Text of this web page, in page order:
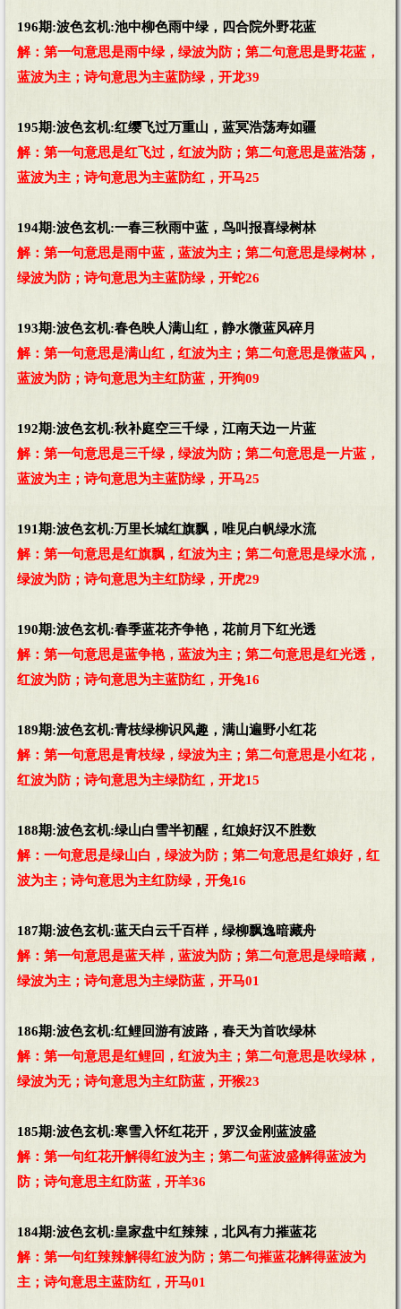
196期:波色玄机:池中柳色雨中绿，四合院外野花蓝
解：第一句意思是雨中绿，绿波为防；第二句意思是野花蓝，
蓝波为主；诗句意思为主蓝防绿，开龙39
195期:波色玄机:红缨飞过万重山，蓝冥浩荡寿如疆
解：第一句意思是红飞过，红波为防；第二句意思是蓝浩荡，
蓝波为主；诗句意思为主蓝防红，开马25
194期:波色玄机:一春三秋雨中蓝，鸟叫报喜绿树林
解：第一句意思是雨中蓝，蓝波为主；第二句意思是绿树林，
绿波为防；诗句意思为主蓝防绿，开蛇26
193期:波色玄机:春色映人满山红，静水微蓝风碎月
解：第一句意思是满山红，红波为主；第二句意思是微蓝风，
蓝波为防；诗句意思为主红防蓝，开狗09
192期:波色玄机:秋补庭空三千绿，江南天边一片蓝
解：第一句意思是三千绿，绿波为防；第二句意思是一片蓝，
蓝波为主；诗句意思为主蓝防绿，开马25
191期:波色玄机:万里长城红旗飘，唯见白帆绿水流
解：第一句意思是红旗飘，红波为主；第二句意思是绿水流，
绿波为防；诗句意思为主红防绿，开虎29
190期:波色玄机:春季蓝花齐争艳，花前月下红光透
解：第一句意思是蓝争艳，蓝波为主；第二句意思是红光透，
红波为防；诗句意思为主蓝防红，开兔16
189期:波色玄机:青枝绿柳识风趣，满山遍野小红花
解：第一句意思是青枝绿，绿波为主；第二句意思是小红花，
红波为防；诗句意思为主绿防红，开龙15
188期:波色玄机:绿山白雪半初醒，红娘好汉不胜数
解：一句意思是绿山白，绿波为防；第二句意思是红娘好，红
波为主；诗句意思为主红防绿，开兔16
187期:波色玄机:蓝天白云千百样，绿柳飘逸暗藏舟
解：第一句意思是蓝天样，蓝波为防；第二句意思是绿暗藏，
绿波为主；诗句意思为主绿防蓝，开马01
186期:波色玄机:红鲤回游有波路，春天为首吹绿林
解：第一句意思是红鲤回，红波为主；第二句意思是吹绿林，
绿波为无；诗句意思为主红防蓝，开猴23
185期:波色玄机:寒雪入怀红花开，罗汉金刚蓝波盛
解：第一句红花开解得红波为主；第二句蓝波盛解得蓝波为
防；诗句意思主红防蓝，开羊36
184期:波色玄机:皇家盘中红辣辣，北风有力摧蓝花
解：第一句红辣辣解得红波为防；第二句摧蓝花解得蓝波为
主；诗句意思主蓝防红，开马01